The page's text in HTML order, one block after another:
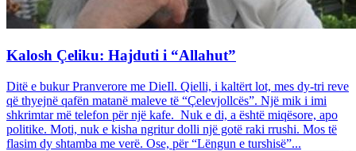
Kalosh Çeliku: Hajduti i “Allahut”
Ditë e bukur Pranverore me DieIl. Qielli, i kaltërt lot, mes dy-tri reve
që thyejnë qafën matanë maleve të “Çelevjollcës”. Një mik i imi
shkrimtar më telefon për një kafe. Nuk e di, a është miqësore, apo
politike. Moti, nuk e kisha ngritur dolli një gotë raki rrushi. Mos të
flasim dy shtamba me verë. Ose, për “Lëngun e turshisë”...